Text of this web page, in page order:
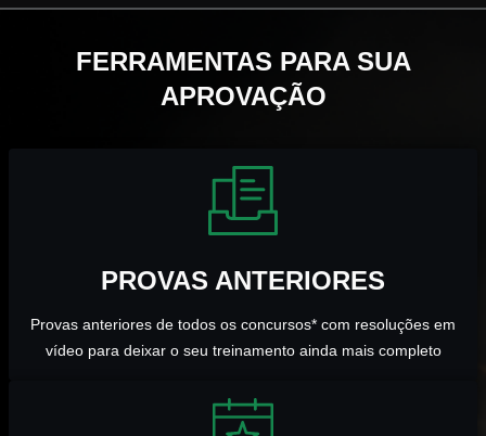
FERRAMENTAS PARA SUA
APROVAÇÃO
PROVAS ANTERIORES
Provas anteriores de todos os concursos* com resoluções em
vídeo para deixar o seu treinamento ainda mais completo